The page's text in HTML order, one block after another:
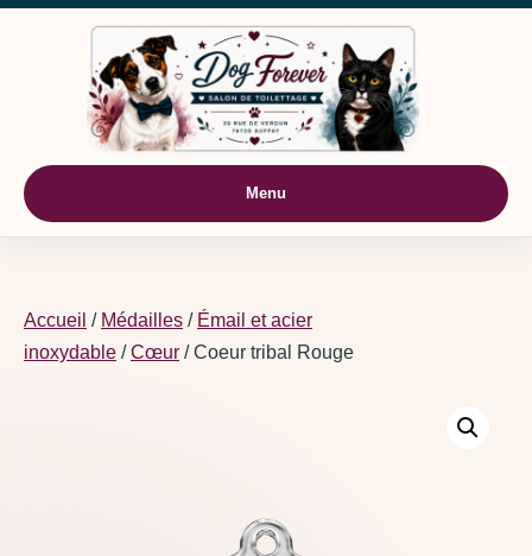
Aller au contenu
Menu
Accueil / Médailles / Émail et acier
inoxydable /Cœur / Coeur tribal Rouge